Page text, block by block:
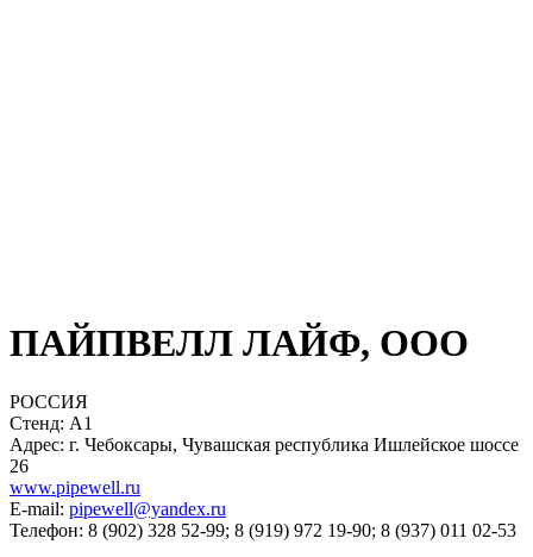
ПАЙПВЕЛЛ ЛАЙФ, ООО
РОССИЯ
Стенд: A1
Адрес: г. Чебоксары, Чувашская республика Ишлейское шоссе
26
www.pipewell.ru
E-mail: pipewell@yandex.ru
Телефон: 8 (902) 328 52-99; 8 (919) 972 19-90; 8 (937) 011 02-53